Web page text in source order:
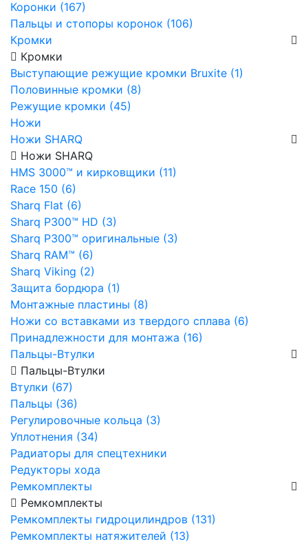
Коронки (167)
Пальцы и стопоры коронок (106)
Кромки
Кромки
Выступающие режущие кромки Bruxite (1)
Половинные кромки (8)
Режущие кромки (45)
Ножи
Ножи SHARQ
Ножи SHARQ
HMS 3000™ и кирковщики (11)
Race 150 (6)
Sharq Flat (6)
Sharq P300™ HD (3)
Sharq P300™ оригинальные (3)
Sharq RAM™ (6)
Sharq Viking (2)
Защита бордюра (1)
Монтажные пластины (8)
Ножи со вставками из твердого сплава (6)
Принадлежности для монтажа (16)
Пальцы-Втулки
Пальцы-Втулки
Втулки (67)
Пальцы (36)
Регулировочные кольца (3)
Уплотнения (34)
Радиаторы для спецтехники
Редукторы хода
Ремкомплекты
Ремкомплекты
Ремкомплекты гидроцилиндров (131)
Ремкомплекты натяжителей (13)